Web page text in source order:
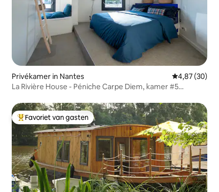
Privékamer in Nantes Gemiddelde
4,87 (30)
La Rivière House - Péniche Carpe Diem, kamer #5
Topfavoriet van gasten
Favoriet van gasten